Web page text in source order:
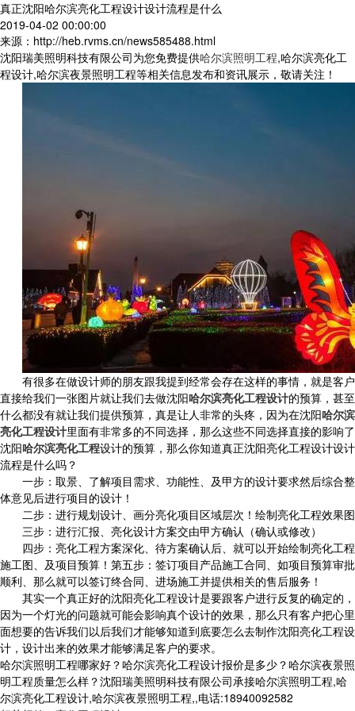
真正沈阳哈尔滨亮化工程设计设计流程是什么
2019-04-02 00:00:00
来源：http://heb.rvms.cn/news585488.html
沈阳瑞美照明科技有限公司为您免费提供哈尔滨照明工程,哈尔滨亮化工
程设计,哈尔滨夜景照明工程等相关信息发布和资讯展示，敬请关注！
有很多在做设计师的朋友跟我提到经常会存在这样的事情，就是客户
直接给我们一张图片就让我们去做沈阳哈尔滨亮化工程设计的预算，甚至
什么都没有就让我们提供预算，真是让人非常的头疼，因为在沈阳哈尔滨
亮化工程设计里面有非常多的不同选择，那么这些不同选择直接的影响了
沈阳哈尔滨亮化工程设计的预算，那么你知道真正沈阳亮化工程设计设计
流程是什么吗？
一步：取景、了解项目需求、功能性、及甲方的设计要求然后综合整
体意见后进行项目的设计！
二步：进行规划设计、画分亮化项目区域层次！绘制亮化工程效果图
三步：进行汇报、亮化设计方案交由甲方确认（确认或修改）
四步：亮化工程方案深化、待方案确认后、就可以开始绘制亮化工程
施工图、及项目预算！第五步：签订项目产品施工合同、如项目预算审批
顺利、那么就可以签订终合同、进场施工并提供相关的售后服务！
其实一个真正好的沈阳亮化工程设计是要跟客户进行反复的确定的，
因为一个灯光的问题就可能会影响真个设计的效果，那么只有客户把心里
面想要的告诉我们以后我们才能够知道到底要怎么去制作沈阳亮化工程设
计，设计出来的效果才能够满足客户的要求。
哈尔滨照明工程哪家好？哈尔滨亮化工程设计报价是多少？哈尔滨夜景照
明工程质量怎么样？沈阳瑞美照明科技有限公司承接哈尔滨照明工程,哈
尔滨亮化工程设计,哈尔滨夜景照明工程,,电话:18940092582